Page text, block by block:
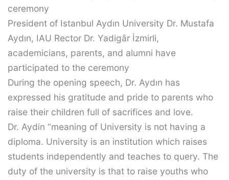
ceremony
President of Istanbul Aydın University Dr. Mustafa
Aydın, IAU Rector Dr. Yadigâr İzmirli,
academicians, parents, and alumni have
participated to the ceremony
During the opening speech, Dr. Aydın has
expressed his gratitude and pride to parents who
raise their children full of sacrifices and love.
Dr. Aydin “meaning of University is not having a
diploma. University is an institution which raises
students independently and teaches to query. The
duty of the university is that to raise youths who